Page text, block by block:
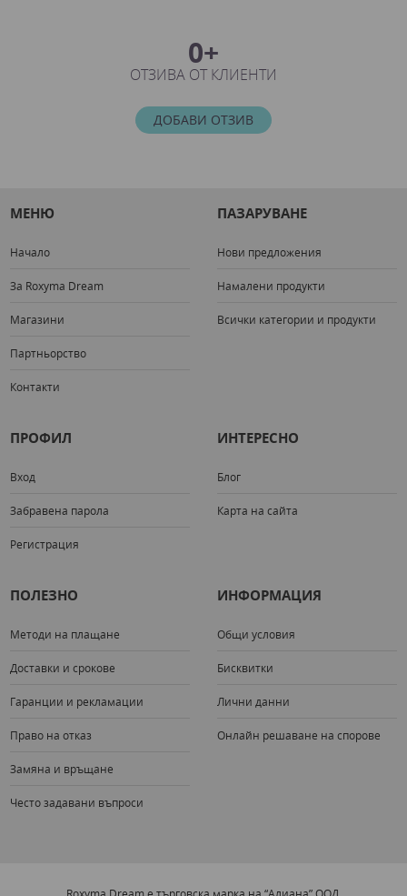
0+
ОТЗИВА ОТ КЛИЕНТИ
ДОБАВИ ОТЗИВ
МЕНЮ
Начало
За Roxyma Dream
Магазини
Партньорство
Контакти
ПАЗАРУВАНЕ
Нови предложения
Намалени продукти
Всички категории и продукти
ПРОФИЛ
Вход
Забравена парола
Регистрация
ИНТЕРЕСНО
Блог
Карта на сайта
ПОЛЕЗНО
Методи на плащане
Доставки и срокове
Гаранции и рекламации
Право на отказ
Замяна и връщане
Често задавани въпроси
ИНФОРМАЦИЯ
Общи условия
Бисквитки
Лични данни
Онлайн решаване на спорове